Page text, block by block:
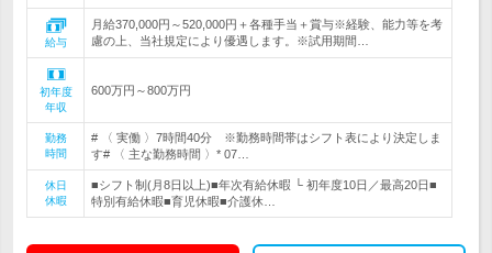
給与
月給370,000円～520,000円＋各種手当＋賞与※経験、能力等を考
慮の上、当社規定により優遇します。※試用期間…
初年度
年収
600万円～800万円
勤務
時間
# 〈 実働 〉7時間40分 ※勤務時間帯はシフト表により決定しま
す# 〈 主な勤務時間 〉* 07…
休日
休暇
■シフト制(月8日以上)■年次有給休暇 └ 初年度10日／最高20日■
特別有給休暇■育児休暇■介護休…